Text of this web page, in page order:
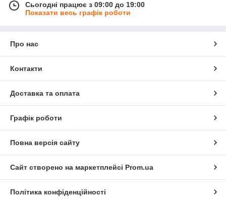
Сьогодні працює з 09:00 до 19:00
Показати весь графік роботи
Про нас
Контакти
Доставка та оплата
Графік роботи
Повна версія сайту
Сайт створено на маркетплейсі Prom.ua
Політика конфіденційності